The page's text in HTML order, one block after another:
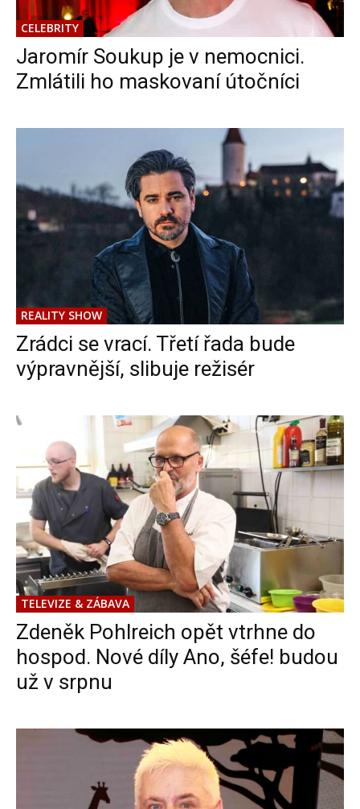
CELEBRITY
Jaromír Soukup je v nemocnici.
Zmlátili ho maskovaní útočníci
REALITY SHOW
Zrádci se vrací. Třetí řada bude
výpravnější, slibuje režisér
TELEVIZE & ZÁBAVA
Zdeněk Pohlreich opět vtrhne do
hospod. Nové díly Ano, šéfe! budou
už v srpnu